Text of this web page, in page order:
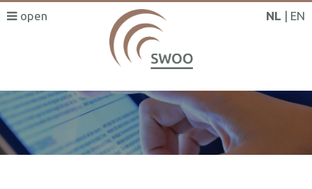
NL EN